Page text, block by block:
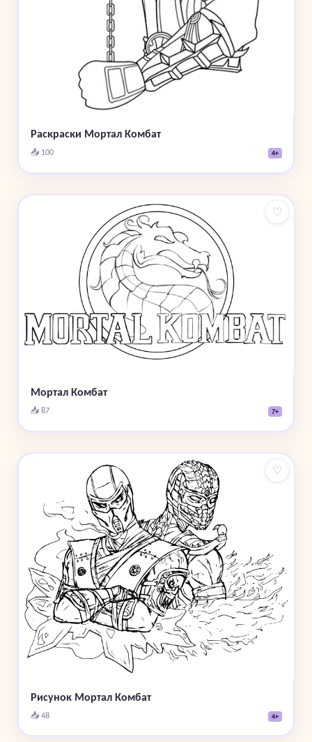
Раскраски Мортал Комбат
📥 100 4+
♡
Мортал Комбат
📥 87 7+
♡
Рисунок Мортал Комбат
📥 48 4+